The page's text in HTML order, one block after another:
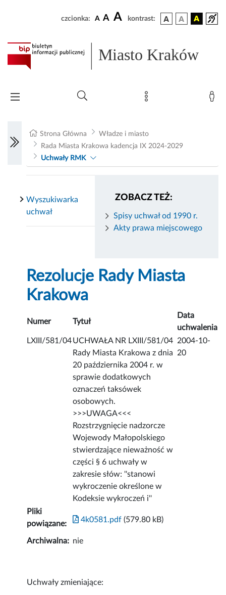
czcionka: A A A kontrast:
Miasto Kraków
Strona Główna
Władze i miasto
Rada Miasta Krakowa kadencja IX 2024-2029
Uchwały RMK
ZOBACZ TEŻ:
Spisy uchwał od 1990 r.
Akty prawa miejscowego
Wyszukiwarka
uchwał
Rezolucje Rady Miasta
Krakowa
Numer Tytuł
Data
uchwalenia
LXIII/581/04UCHWAŁA NR LXIII/581/04
Rady Miasta Krakowa z dnia
20 października 2004 r. w
sprawie dodatkowych
oznaczeń taksówek
osobowych.
>>>UWAGA<<<
Rozstrzygnięcie nadzorcze
Wojewody Małopolskiego
stwierdzające nieważność w
części § 6 uchwały w
zakresie słów: ''stanowi
wykroczenie określone w
Kodeksie wykroczeń i''
2004-10-
20
Pliki
powiązane:
4k0581.pdf (579.80 kB)
Archiwalna: nie
Uchwały zmieniające: